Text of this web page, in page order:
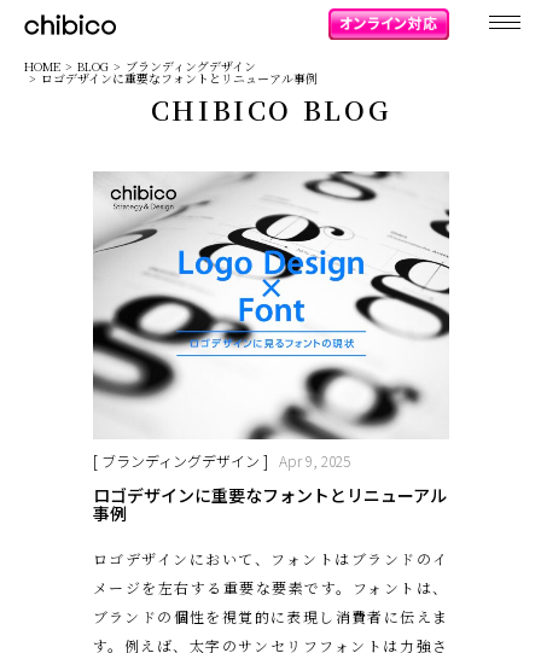
chibico
HOME BLOG ブランディングデザイン
ロゴデザインに重要なフォントとリニューアル事例
CHIBICO BLOG
[ ブランディングデザイン ] Apr 9, 2025
ロゴデザインに重要なフォントとリニューアル
事例
ロゴデザインにおいて、フォントはブランドのイ
メージを左右する重要な要素です。フォントは、
ブランドの個性を視覚的に表現し消費者に伝えま
す。例えば、太字のサンセリフフォントは力強さ